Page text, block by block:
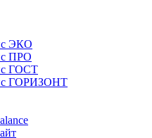
ЭКО
ПРО
ГОСТ
ГОРИЗОНТ